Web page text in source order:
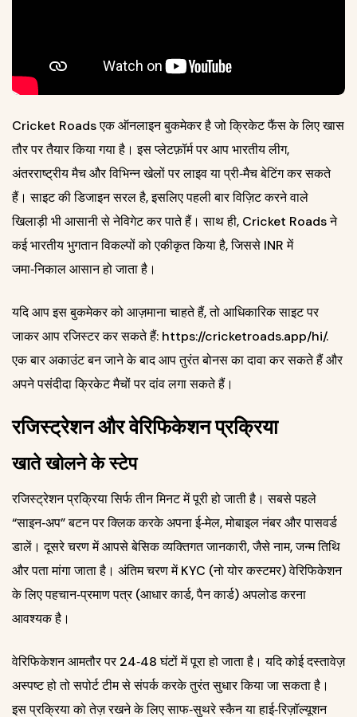
Cricket Roads एक ऑनलाइन बुकमेकर है जो क्रिकेट फैंस के लिए खास
तौर पर तैयार किया गया है। इस प्लेटफ़ॉर्म पर आप भारतीय लीग,
अंतरराष्ट्रीय मैच और विभिन्न खेलों पर लाइव या प्री‑मैच बेटिंग कर सकते
हैं। साइट की डिजाइन सरल है, इसलिए पहली बार विज़िट करने वाले
खिलाड़ी भी आसानी से नेविगेट कर पाते हैं। साथ ही, Cricket Roads ने
कई भारतीय भुगतान विकल्पों को एकीकृत किया है, जिससे INR में
जमा‑निकाल आसान हो जाता है।
यदि आप इस बुकमेकर को आज़माना चाहते हैं, तो आधिकारिक साइट पर
जाकर आप रजिस्टर कर सकते हैं: https://cricketroads.app/hi/.
एक बार अकाउंट बन जाने के बाद आप तुरंत बोनस का दावा कर सकते हैं और
अपने पसंदीदा क्रिकेट मैचों पर दांव लगा सकते हैं।
रजिस्ट्रेशन और वेरिफिकेशन प्रक्रिया
खाते खोलने के स्टेप
रजिस्ट्रेशन प्रक्रिया सिर्फ तीन मिनट में पूरी हो जाती है। सबसे पहले
“साइन‑अप” बटन पर क्लिक करके अपना ई‑मेल, मोबाइल नंबर और पासवर्ड
डालें। दूसरे चरण में आपसे बेसिक व्यक्तिगत जानकारी, जैसे नाम, जन्म तिथि
और पता मांगा जाता है। अंतिम चरण में KYC (नो योर कस्टमर) वेरिफिकेशन
के लिए पहचान‐प्रमाण पत्र (आधार कार्ड, पैन कार्ड) अपलोड करना
आवश्यक है।
वेरिफिकेशन आमतौर पर 24‑48 घंटों में पूरा हो जाता है। यदि कोई दस्तावेज़
अस्पष्ट हो तो सपोर्ट टीम से संपर्क करके तुरंत सुधार किया जा सकता है।
इस प्रक्रिया को तेज़ रखने के लिए साफ‑सुथरे स्कैन या हाई‑रिज़ॉल्यूशन